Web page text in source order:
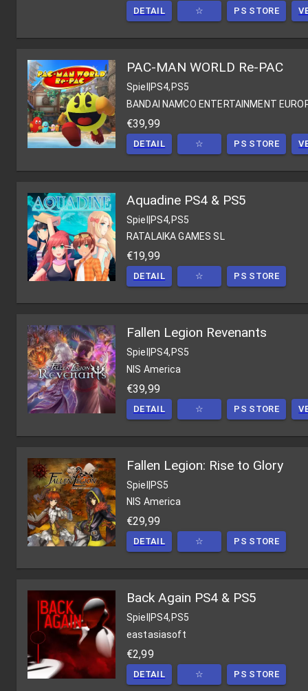
DETAIL ☆ PS STORE
PAC-MAN WORLD Re-PAC
Spiel
PS4,PS5
BANDAI NAMCO ENTERTAINMENT
€39,99
DETAIL ☆ PS STORE
Aquadine PS4 & PS5
Spiel|PS4,PS5
RATALAIKA GAMES SL
€19,99
DETAIL ☆ PS STORE
Fallen Legion Revenants
Spiel
PS4,PS5
NIS America
€39,99
DETAIL ☆ PS STORE
Fallen Legion: Rise to Glory
Spiel|PS5
NIS America
€29,99
DETAIL ☆ PS STORE
Back Again PS4 & PS5
Spiel
PS4,PS5
eastasiasoft
€2,99
DETAIL ☆ PS STORE